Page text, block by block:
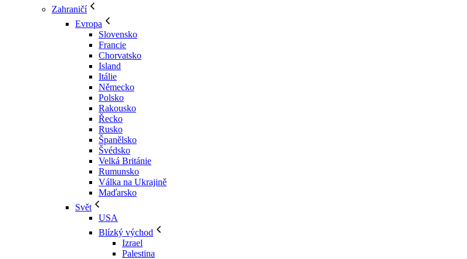
Zahraničí
Evropa
Slovensko
Francie
Chorvatsko
Island
Itálie
Německo
Polsko
Rakousko
Řecko
Rusko
Španělsko
Švédsko
Velká Británie
Rumunsko
Válka na Ukrajině
Maďarsko
Svět
USA
Blízký východ
Izrael
Palestina